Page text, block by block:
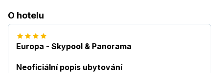
O hotelu
Europa - Skypool & Panorama
Neoficiální popis ubytování